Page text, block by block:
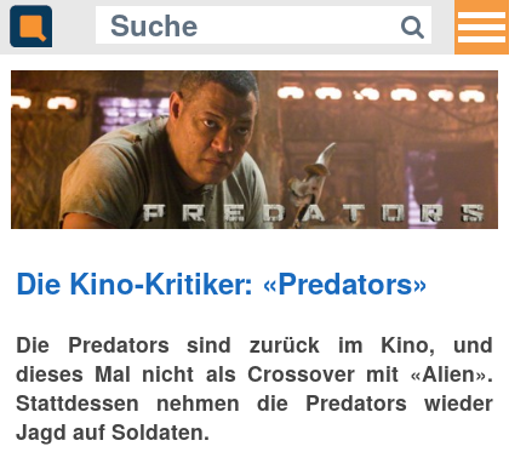
Die Kino-Kritiker: «Predators»
Die Predators sind zurück im Kino, und
dieses Mal nicht als Crossover mit «Alien».
Stattdessen nehmen die Predators wieder
Jagd auf Soldaten.